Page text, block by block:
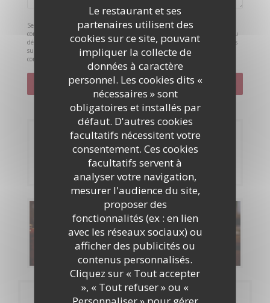
Le restaurant et ses
partenaires utilisent des
cookies sur ce site, pouvant
impliquer la collecte de
données à caractère
personnel. Les cookies dits «
nécessaires » sont
obligatoires et installés par
défaut. D'autres cookies
facultatifs nécessitent votre
consentement. Ces cookies
facultatifs servent à
analyser votre navigation,
mesurer l'audience du site,
proposer des
fonctionnalités (ex : en lien
avec les réseaux sociaux) ou
afficher des publicités ou
contenus personnalisés.
Cliquez sur « Tout accepter
», « Tout refuser » ou «
Selon l'article L.223-2 du code de la consommation, il est rappelé que le
consommateur peut user de son droit à s'inscrire sur la liste d'opposition au
démarchage téléphonique Bloctel : bloctel.gouv.fr. Pour plus d'informations
sur le traitement de vos données, consultez notrepolitique de
confidentialité
Réservation
RÉSERVER
Cartes & Menus
DÉCOUVRIR NOTRE CARTE
Infos pratiques